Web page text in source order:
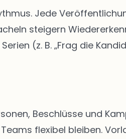
Jede
steigern
(z. B. „Frag die
Beschlüsse und
flexibel bleiben.